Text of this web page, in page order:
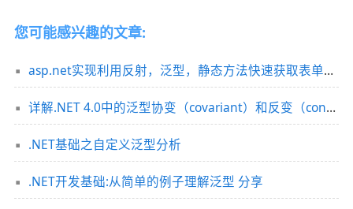
您可能感兴趣的文章:
asp.net实现利用反射，泛型，静态方法快速获取表单值到Model的方法
详解.NET 4.0中的泛型协变（covariant）和反变（contravariant）
.NET基础之自定义泛型分析
.NET开发基础:从简单的例子理解泛型 分享